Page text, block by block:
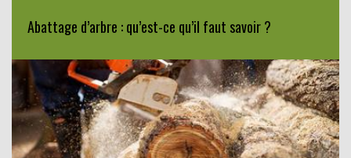
Abattage d’arbre : qu’est-ce qu’il faut savoir ?